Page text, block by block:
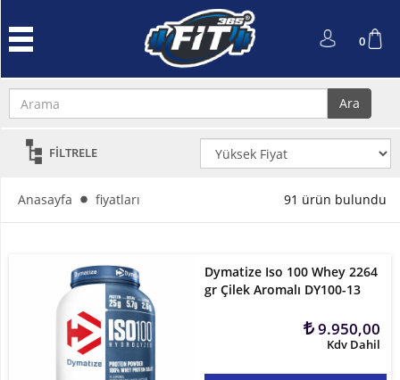
Tozu
Performans
Güç
L-
0
Ara
FİLTRELE
Anasayfa fiyatları 91 ürün bulundu
Dymatize Iso 100 Whey 2264
gr Çilek Aromalı DY100-13
9.950,00
Kdv Dahil